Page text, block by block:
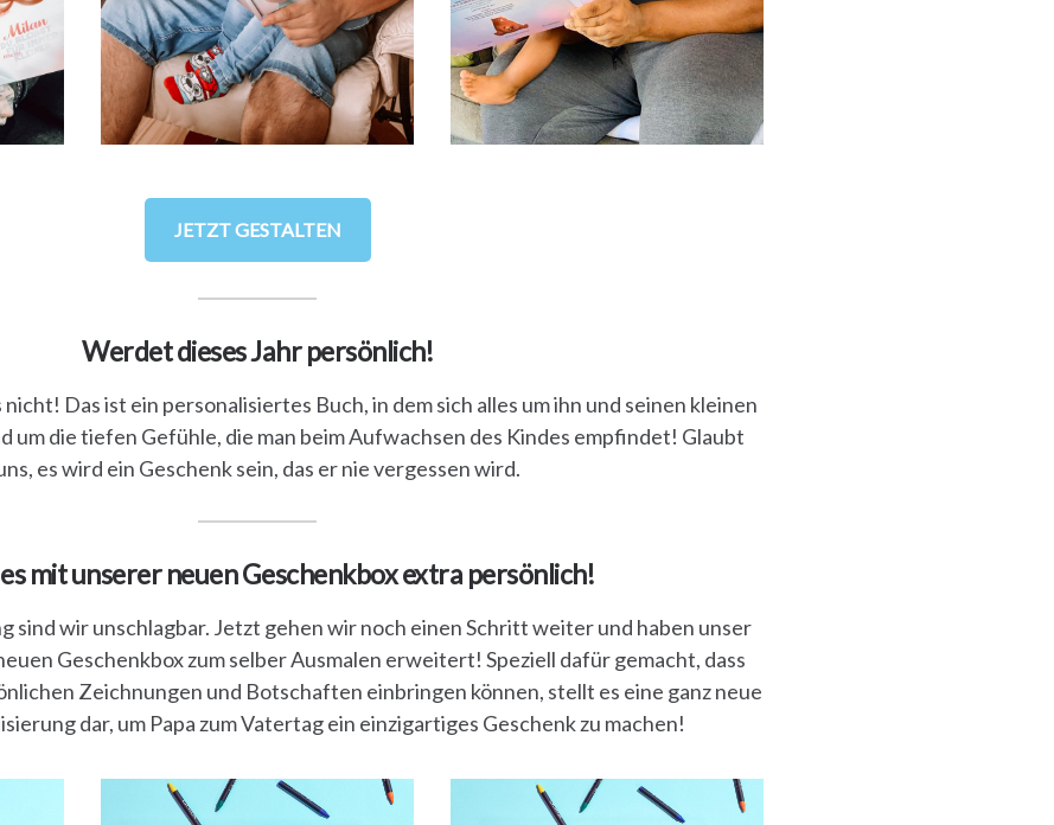
JETZT GESTALTEN
Werdet dieses Jahr persönlich!
Das ist ein personalisiertes Buch, in dem sich alles um ihn und seinen kleinen
um die tiefen Gefühle, die man beim Aufwachsen des Kindes empfindet! Glaubt
es wird ein Geschenk sein, das er nie vergessen wird.
mit unserer neuen Geschenkbox extra persönlich!
sind wir unschlagbar. Jetzt gehen wir noch einen Schritt weiter und haben unser
Geschenkbox zum selber Ausmalen erweitert! Speziell dafür gemacht, dass
Zeichnungen und Botschaften einbringen können, stellt es eine ganz neue
dar, um Papa zum Vatertag ein einzigartiges Geschenk zu machen!